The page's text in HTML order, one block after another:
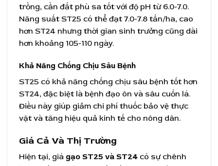
trồng, cần đất phù sa tốt với độ pH từ 6.0-7.0.
Năng suất ST25 có thể đạt 7.0-7.8 tấn/ha, cao
hơn ST24 nhưng thời gian sinh trưởng cũng dài
hơn khoảng 105-110 ngày.
Khả Năng Chống Chịu Sâu Bệnh
ST25 có khả năng chống chịu sâu bệnh tốt hơn
ST24, đặc biệt là bệnh đạo ôn và sâu cuốn lá.
Điều này giúp giảm chi phí thuốc bảo vệ thực
vật và tăng hiệu quả kinh tế cho nông dân.
Giá Cả Và Thị Trường
Hiện tại, giá gạo ST25 và ST24 có sự chênh